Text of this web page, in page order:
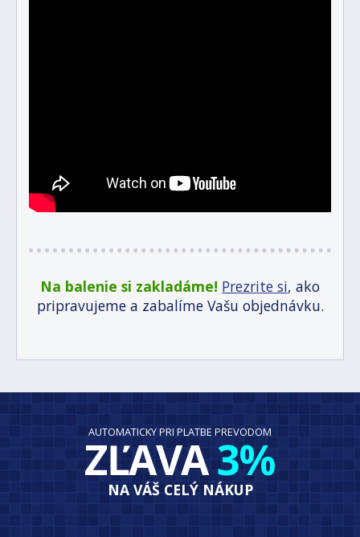
Na balenie si zakladáme! Prezrite si, ako
pripravujeme a zabalíme Vašu objednávku.
AUTOMATICKY PRI PLATBE PREVODOM
ZĽAVA3%
NA VÁŠ CELÝ NÁKUP